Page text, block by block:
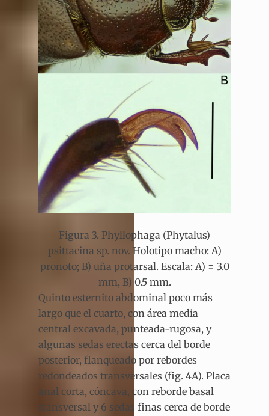
Figura 3. Phyllophaga (Phytalus)
psittacina sp. nov. Holotipo macho: A)
pronoto; B) uña protarsal. Escala: A) = 3.0
mm, B) 0.5 mm.
Quinto esternito abdominal poco más
largo que el cuarto, con área media
central excavada, punteada-rugosa, y
algunas sedas erectas cerca del borde
posterior, flanqueado por rebordes
redondeados transversales (fig. 4A). Placa
anal corta, cóncava, con reborde basal
transversal y 6 sedas finas cerca de borde